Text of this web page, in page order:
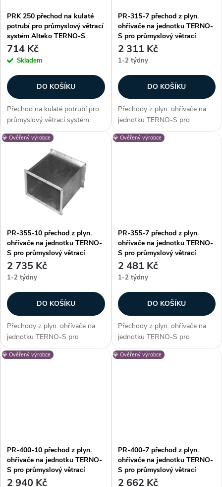
í
p
r
o
d
u
s
p
r
o
d
u
ů
PRK 250 přechod na kulaté
potrubí pro průmyslový větrací
systém Alteko TERNO-S
714 Kč
Skladem
DO KOŠÍKU
Přechod na kulaté potrubí pro
průmyslový větrací systém
Alteko TERNO-S. Vhodné pro
systém řady TERNO-S 250.
Zákazníci často dokupují...
PR-315-7 přechod z plyn.
ohřívače na jednotku TERNO-
S pro průmyslový větrací
systém Alteko TERNO-S
2 311 Kč
1-2 týdny
DO KOŠÍKU
Přechody z plyn. ohřívače na
jednotku TERNO-S pro
průmyslový větrací systém
Alteko TERNO-S. Vhodné pro
💎 Ověřený výrobce
PR-355-10 přechod z plyn.
ohřívače na jednotku TERNO-
S pro průmyslový větrací
systém Alteko TERNO-S
2 735 Kč
1-2 týdny
DO KOŠÍKU
Přechody z plyn. ohřívače na
jednotku TERNO-S pro
průmyslový větrací systém
Alteko TERNO-S. Vhodné pro
💎 Ověřený výrobce
PR-355-7 přechod z plyn.
ohřívače na jednotku TERNO-
S pro průmyslový větrací
systém Alteko TERNO-S
2 481 Kč
1-2 týdny
DO KOŠÍKU
Přechody z plyn. ohřívače na
jednotku TERNO-S pro
průmyslový větrací systém
Alteko TERNO-S. Vhodné pro
💎 Ověřený výrobce
PR-400-10 přechod z plyn.
ohřívače na jednotku TERNO-
S pro průmyslový větrací
systém Alteko TERNO-S
2 940 Kč
💎 Ověřený výrobce
PR-400-7 přechod z plyn.
ohřívače na jednotku TERNO-
S pro průmyslový větrací
systém Alteko TERNO-S
2 662 Kč